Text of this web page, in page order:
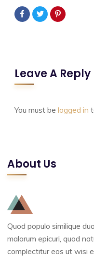
Leave A Reply
You must be logged in
About Us
Quod populo similique
malorum epicuri, quod
complectitur eos ut wisi